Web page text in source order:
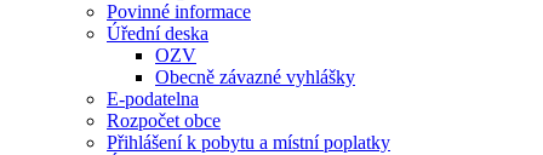
Povinné informace
Úřední deska
OZV
Obecně závazné vyhlášky
E-podatelna
Rozpočet obce
Přihlášení k pobytu a místní poplatky